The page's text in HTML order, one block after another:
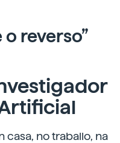
reverso”
casa, no traballo, na